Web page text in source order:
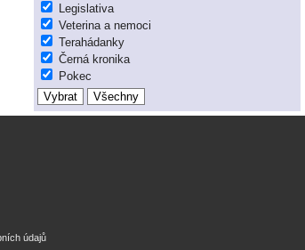
Legislativa
Veterina a nemoci
Terahádanky
Černá kronika
Pokec
údajů